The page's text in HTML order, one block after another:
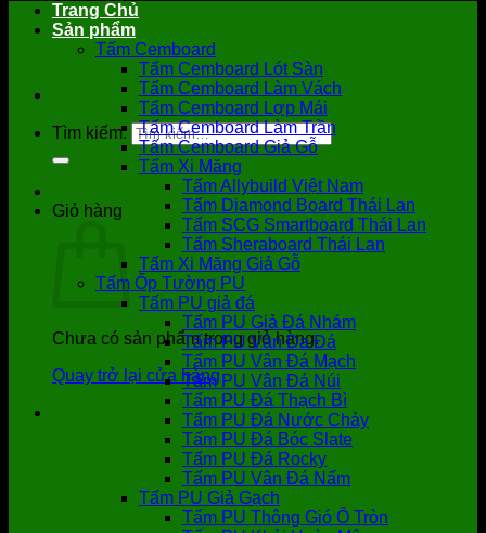
Tìm kiếm:
Giỏ hàng
Chưa có sản phẩm trong giỏ hàng.
Quay trở lại cửa hàng
Trang Chủ
Sản phẩm
Tấm Cemboard
Tấm Cemboard Lót Sàn
Tấm Cemboard Làm Vách
Tấm Cemboard Lợp Mái
Tấm Cemboard Làm Trần
Tấm Cemboard Giả Gỗ
Tấm Xi Măng
Tấm Allybuild Việt Nam
Tấm Diamond Board Thái Lan
Tấm SCG Smartboard Thái Lan
Tấm Sheraboard Thái Lan
Tấm Xi Măng Giả Gỗ
Tấm Ốp Tường PU
Tấm PU giả đá
Tấm PU Giả Đá Nhám
Tấm PU Vân Da Đá
Tấm PU Vân Đá Mạch
Tấm PU Vân Đá Núi
Tấm PU Đá Thạch Bì
Tấm PU Đá Nước Chảy
Tấm PU Đá Bóc Slate
Tấm PU Đá Rocky
Tấm PU Vân Đá Nấm
Tấm PU Giả Gạch
Tấm PU Thông Gió Ô Tròn